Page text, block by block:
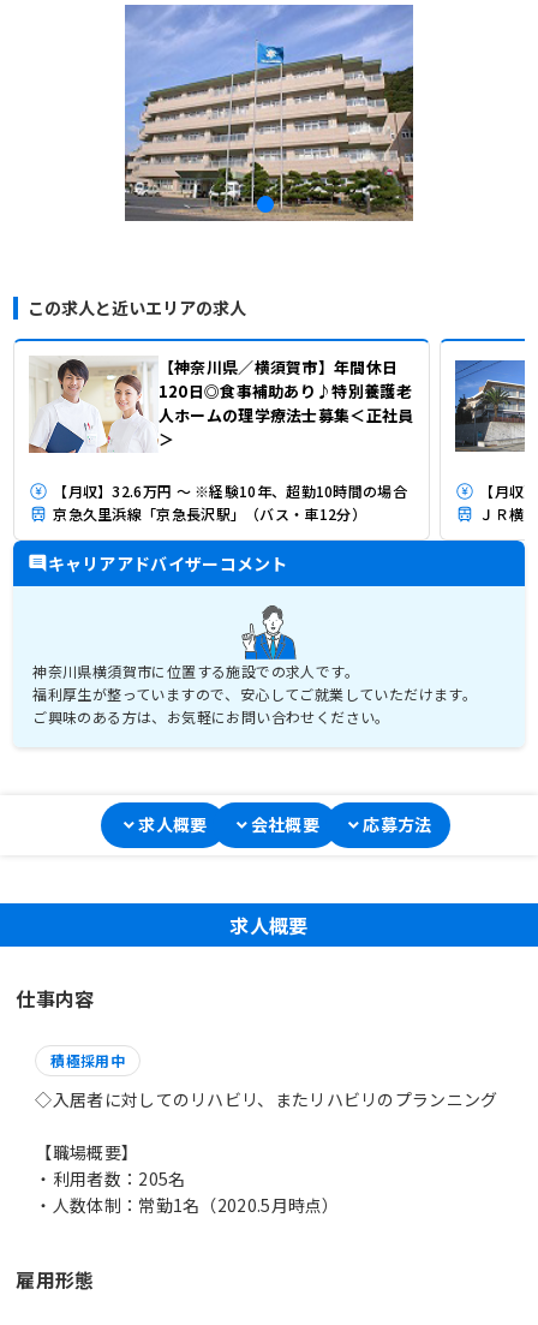
この求人と近いエリアの求人
【神奈川県／横須賀市】年間休日
120日◎食事補助あり♪特別養護老
人ホームの理学療法士募集＜正社員
＞
【月収】32.6万円 ～ ※経験10年、超勤10時間の場合
京急久里浜線「京急長沢駅」（バス・車12分）
【月収
ＪＲ横
キャリアアドバイザーコメント
神奈川県横須賀市に位置する施設での求人です。
福利厚生が整っていますので、安心してご就業していただけます。
ご興味のある方は、お気軽にお問い合わせください。
求人概要 会社概要 応募方法
求人概要
仕事内容
積極採用中
◇入居者に対してのリハビリ、またリハビリのプランニング
【職場概要】
・利用者数：205名
・人数体制：常勤1名（2020.5月時点）
雇用形態